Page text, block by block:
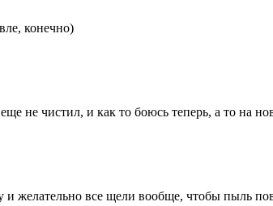
конечно)
не чистил, и как то боюсь теперь, а то на
и желательно все щели вообще, чтобы пыль